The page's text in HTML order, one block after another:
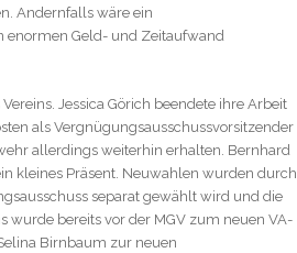
Andernfalls wäre ein
enormen Geld- und Zeitaufwand
Jessica Görich beendete ihre Arbeit
als Vergnügungsausschussvorsitzender
allerdings weiterhin erhalten. Bernhard
kleines Präsent. Neuwahlen wurden durch
separat gewählt wird und die
wurde bereits vor der MGV zum neuen VA-
Birnbaum zur neuen